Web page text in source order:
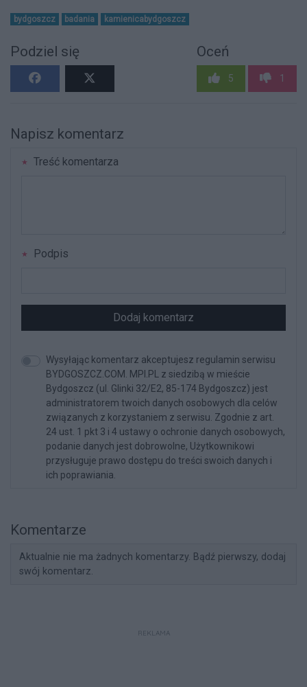
bydgoszcz badania kamienicabydgoszcz
Podziel się Oceń
5 1
Napisz komentarz
Treść komentarza
Podpis
Dodaj komentarz
Wysyłając komentarz akceptujesz regulamin serwisu
BYDGOSZCZ.COM. MPI.PL z siedzibą w mieście
Bydgoszcz (ul. Glinki 32/E2, 85-174 Bydgoszcz) jest
administratorem twoich danych osobowych dla celów
związanych z korzystaniem z serwisu. Zgodnie z art.
24 ust. 1 pkt 3 i 4 ustawy o ochronie danych osobowych,
podanie danych jest dobrowolne, Użytkownikowi
przysługuje prawo dostępu do treści swoich danych i
ich poprawiania.
Komentarze
Aktualnie nie ma żadnych komentarzy. Bądź pierwszy, dodaj
swój komentarz.
REKLAMA